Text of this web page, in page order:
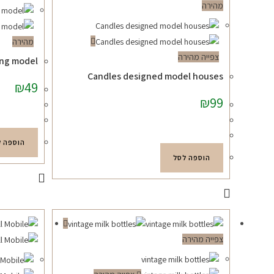
מהירה
model
₪49
הוספה
מהירה
צפייה מהירה
Candles designed model houses
₪99
הוספה לסל
צפייה מהירה